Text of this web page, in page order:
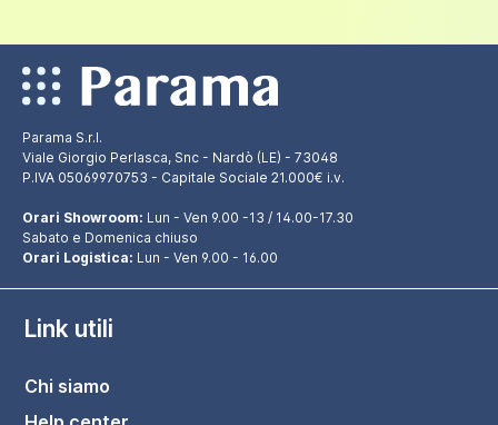
Parama S.r.l.
Viale Giorgio Perlasca, Snc - Nardò (LE) - 73048
P.IVA 05069970753 - Capitale Sociale 21.000€ i.v.
Orari Showroom: Lun - Ven 9.00 -13 / 14.00-17.30
Sabato e Domenica chiuso
Orari Logistica: Lun - Ven 9.00 - 16.00
Link utili
Chi siamo